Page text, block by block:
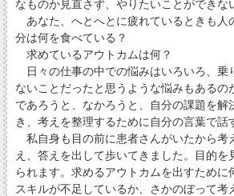
なものか見直さず、やりたいことができな
あなた、へとへとに疲れているときも
分は何を食べている？
求めているアウトカムは何？
日々の仕事の中での悩みはいろいろ、乗
ないことだったと思うような悩みもあるの
であろうと、なかろうと、自分の課題を解
き、考えを整理するために自分の言葉で話
私自身も目の前に患者さんがいたから考
え、答えを出して歩いてきました。目的を
られます。求めるアウトカムを出すために
スキルが不足しているか、さかのぼって考